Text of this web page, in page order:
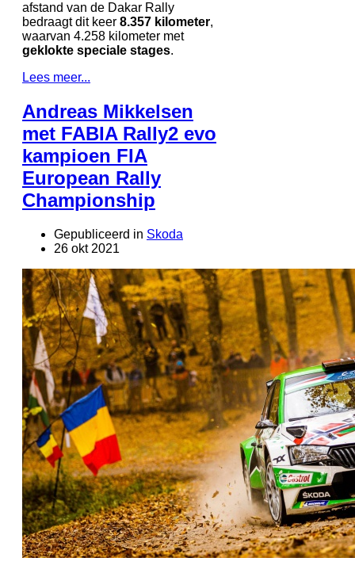
afstand van de Dakar Rally
bedraagt dit keer 8.357 kilometer,
waarvan 4.258 kilometer met
geklokte speciale stages.
Lees meer...
Andreas Mikkelsen
met FABIA Rally2 evo
kampioen FIA
European Rally
Championship
Gepubliceerd in Skoda
26 okt 2021